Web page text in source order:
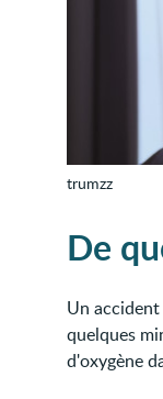
trumzz
De
Un
quelques
d'oxygène